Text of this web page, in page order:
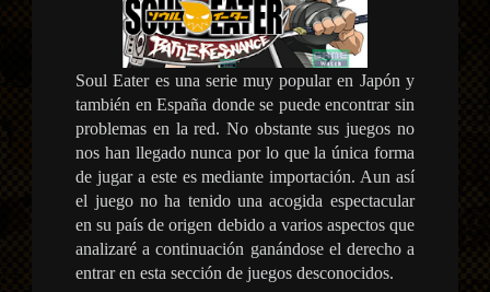
Soul Eater es una serie muy popular en Japón y
también en España donde se puede encontrar sin
problemas en la red. No obstante sus juegos no
nos han llegado nunca por lo que la única forma
de jugar a este es mediante importación. Aun así
el juego no ha tenido una acogida espectacular
en su país de origen debido a varios aspectos que
analizaré a continuación ganándose el derecho a
entrar en esta sección de juegos desconocidos.